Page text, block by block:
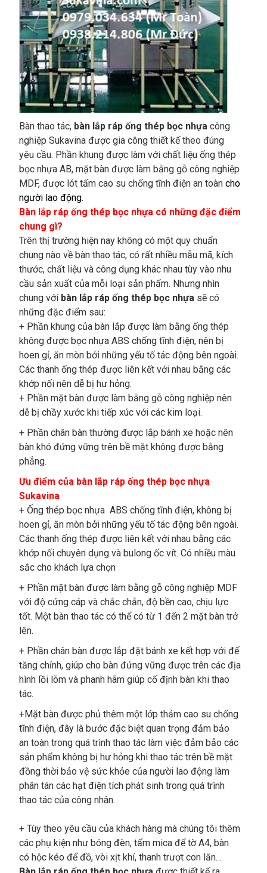
Bàn thao tác, bàn lắp ráp ống thép bọc nhựa công
nghiệp Sukavina được gia công thiết kế theo đúng
yêu cầu. Phần khung được làm với chất liệu ống thép
bọc nhựa AB, mặt bàn được làm bằng gỗ công nghiệp
MDF, được lót tấm cao su chống tĩnh điện an toàn cho
người lao động.
Bàn lắp ráp ống thép bọc nhựa có những đặc điểm
chung gì?
Trên thị trường hiện nay không có một quy chuẩn
chung nào về bàn thao tác, có rất nhiều mẫu mã, kích
thước, chất liệu và công dụng khác nhau tùy vào nhu
cầu sản xuất của mỗi loại sản phẩm. Nhưng nhìn
chung với bàn lắp ráp ống thép bọc nhựasẽ có
những đặc điểm sau:
+ Phần khung của bàn lắp được làm bằng ống thép
không được bọc nhựa ABS chống tĩnh điện, nên bị
hoen gỉ, ăn mòn bởi những yếu tố tác động bên ngoài.
Các thanh ống thép được liên kết với nhau bằng các
khớp nối nên dễ bị hư hỏng.
+ Phần mặt bàn được làm bằng gỗ công nghiệp nên
dễ bị chầy xước khi tiếp xúc với các kim loại.
+ Phần chân bàn thường được lắp bánh xe hoặc nên
bàn khó đứng vững trên bề mặt không được bằng
phẳng.
Ưu điểm của bàn lắp ráp ống thép bọc nhựa
Sukavina
+ Ống thép bọc nhựa ABS chống tĩnh điện, không bị
hoen gỉ, ăn mòn bởi những yếu tố tác động bên ngoài.
Các thanh ống thép được liên kết với nhau bằng các
khớp nối chuyên dụng và bulong ốc vít. Có nhiều màu
sắc cho khách lựa chọn
+ Phần mặt bàn được làm bằng gỗ công nghiệp MDF
với độ cứng cáp và chắc chắn, độ bền cao, chịu lực
tốt. Một bàn thao tác có thể có từ 1 đến 2 mặt bàn trở
lên.
+ Phần chân bàn được lắp đặt bánh xe kết hợp với đế
tăng chỉnh, giúp cho bàn đứng vững được trên các địa
hình lồi lõm và phanh hãm giúp cố định bàn khi thao
tác.
+Mặt bàn được phủ thêm một lớp thảm cao su chống
tĩnh điện, đây là bước đặc biệt quan trọng đảm bảo
an toàn trong quá trình thao tác làm việc đảm bảo các
sản phẩm không bị hư hỏng khi thao tác trên bề mặt
đồng thời bảo vệ sức khỏe của người lao động làm
phân tán các hạt điện tích phát sinh trong quá trình
thao tác của công nhân.
+ Tùy theo yêu cầu của khách hàng mà chúng tôi thêm
các phụ kiện như bóng đèn, tấm mica để tờ A4, bàn
có hộc kéo để đồ, vòi xịt khí, thanh trượt con lăn…